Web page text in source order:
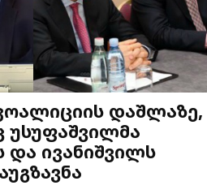
დაშლაზე,
და ივანიშვილს